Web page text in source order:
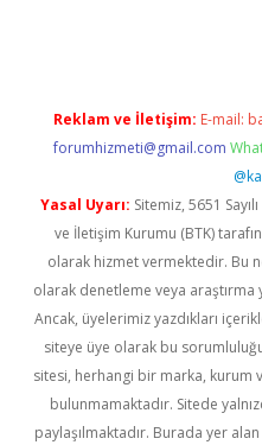
Reklam ve İletişim: E-mail:
forumhizmeti@gmail.com
Yasal Uyarı: Sitemiz, 5651
ve İletişim Kurumu (BTK)
olarak hizmet vermektedir. Bu
olarak denetleme veya
Ancak, üyelerimiz yazdıkları
siteye üye olarak bu
sitesi, herhangi bir marka, kurum
bulunmamaktadır. Sitede
paylaşılmaktadır. Burada yer